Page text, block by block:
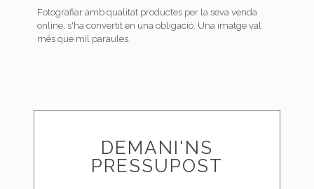
Fotografiar amb qualitat productes per la seva venda
online, s'ha convertit en una obligació. Una imatge val
més que mil paraules.
DEMANI'NS
PRESSUPOST